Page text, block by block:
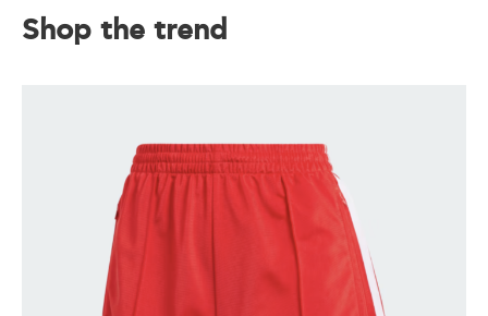
Shop the trend